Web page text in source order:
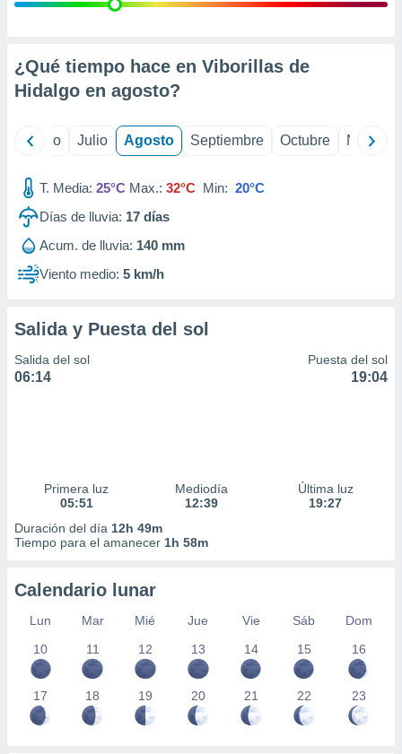
e
mediante
de
1199
¿Qué tiempo hace en Viborillas de
Hidalgo en agosto?
Junio Julio Agosto Septiembre Octubre
T. Media: 25°C Max.: 32°C Min: 20°C
Días de lluvia: 17 días
Acum. de lluvia: 140 mm
Viento medio: 5 km/h
Salida y Puesta del sol
Salida del sol
06:14
Puesta del sol
19:04
Primera luz
05:51
Mediodía
12:39
Última luz
19:27
Duración del día 12h 49m
Tiempo para el amanecer 1h 58m
Calendario lunar
Lun Mar Mié Jue Vie Sáb
Dom
10
11 12 13 14 15 16
17 18 19 20 21 22 23